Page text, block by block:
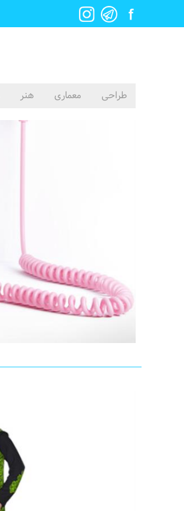
طراحی معماری هنر